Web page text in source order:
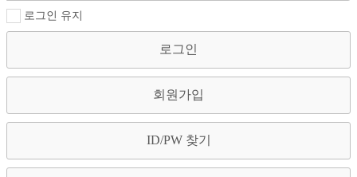
로그인 유지
로그인
회원가입
ID/PW 찾기